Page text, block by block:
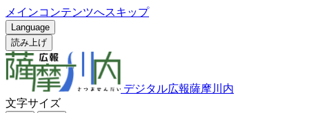
メインコンテンツへスキップ
Language
読み上げ
デジタル広報薩摩川内
文字サイズ